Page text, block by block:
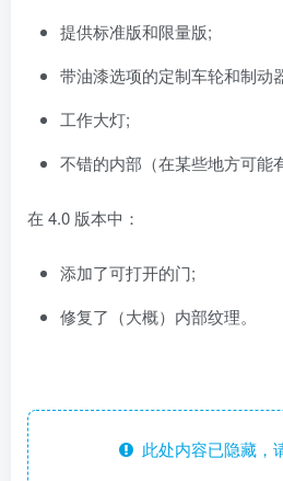
提供标准版和限量版;
带油漆选项的定制车轮和制动
工作大灯;
不错的内部（在某些地方可能
在 4.0 版本中：
添加了可打开的门;
修复了（大概）内部纹理。
此处内容已隐藏，